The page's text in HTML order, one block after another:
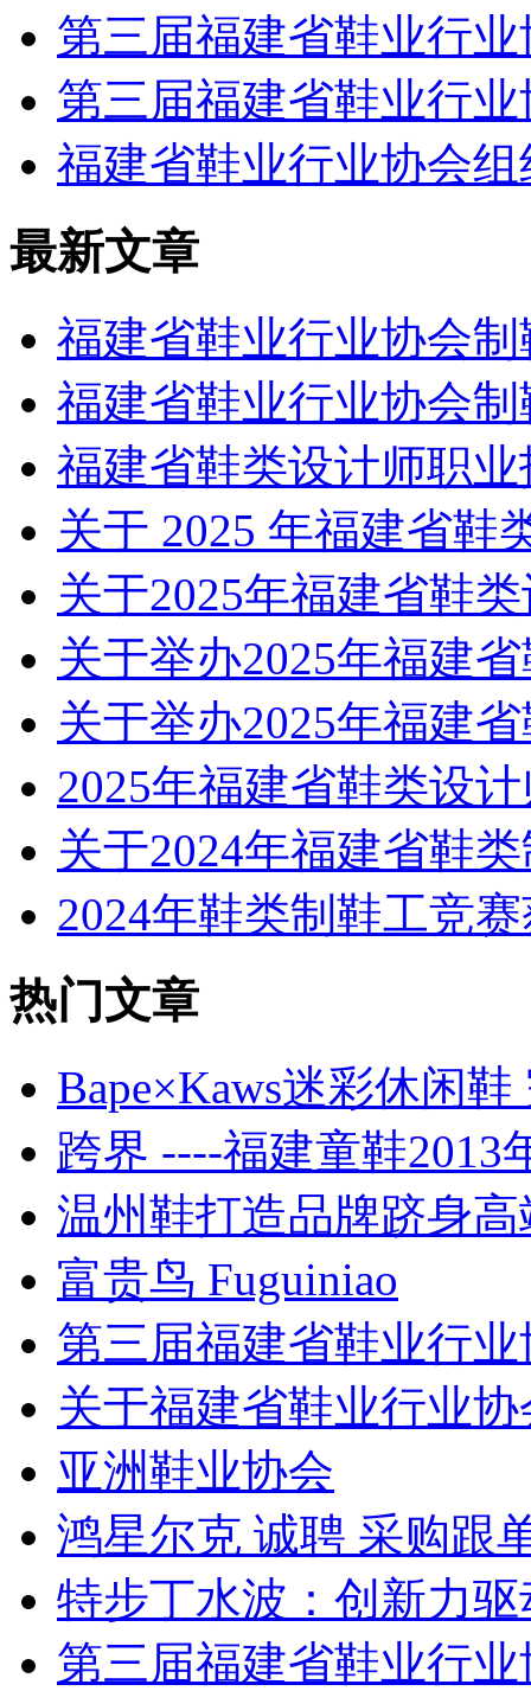
第三届福建省鞋业行
第三届福建省鞋业行
福建省鞋业行业协会
最新文章
福建省鞋业行业协会
福建省鞋业行业协会
福建省鞋类设计师职
关于 2025 年福建省鞋
关于2025年福建省鞋
关于举办2025年福建
关于举办2025年福建
2025年福建省鞋类设
关于2024年福建省鞋
2024年鞋类制鞋工竞
热门文章
Bape×Kaws迷彩休闲
跨界 ----福建童鞋2013
温州鞋打造品牌跻身
富贵鸟 Fuguiniao
第三届福建省鞋业行
关于福建省鞋业行业
亚洲鞋业协会
鸿星尔克 诚聘 采购跟
特步丁水波：创新力驱
第三届福建省鞋业行